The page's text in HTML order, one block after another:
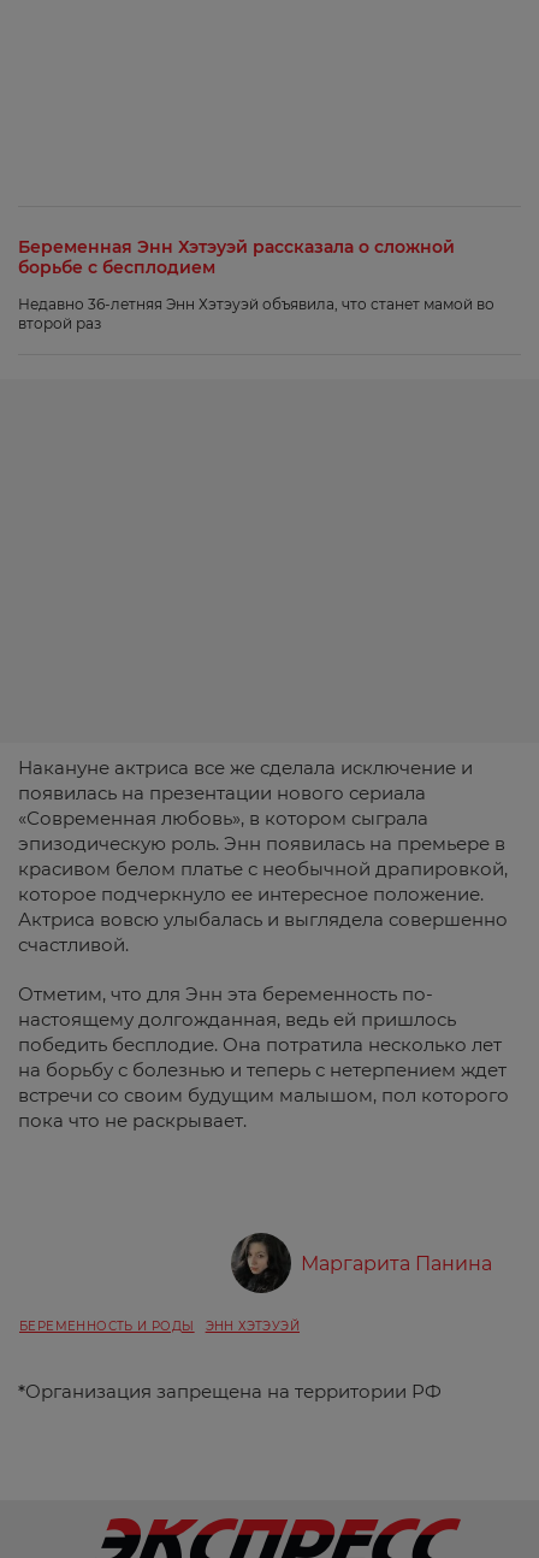
Беременная Энн Хэтэуэй рассказала о сложной
борьбе с бесплодием
Недавно 36-летняя Энн Хэтэуэй объявила, что станет мамой во
второй раз
Накануне актриса все же сделала исключение и
появилась на презентации нового сериала
«Современная любовь», в котором сыграла
эпизодическую роль. Энн появилась на премьере в
красивом белом платье с необычной драпировкой,
которое подчеркнуло ее интересное положение.
Актриса вовсю улыбалась и выглядела совершенно
счастливой.
Отметим, что для Энн эта беременность по-
настоящему долгожданная, ведь ей пришлось
победить бесплодие. Она потратила несколько лет
на борьбу с болезнью и теперь с нетерпением ждет
встречи со своим будущим малышом, пол которого
пока что не раскрывает.
Маргарита Панина
БЕРЕМЕННОСТЬ И РОДЫ ЭНН ХЭТЭУЭЙ
*Организация запрещена на территории РФ